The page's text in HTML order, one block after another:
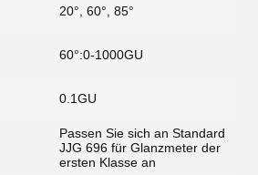
20°, 60°, 85°
60°:0-1000GU
0.1GU
Passen Sie sich an Standard
JJG 696 für Glanzmeter der
ersten Klasse an